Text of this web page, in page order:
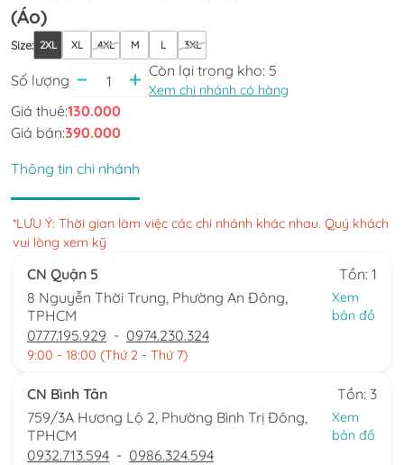
(Áo)
Size: 2XL XL 4XL M L 3XL
Số lượng
Còn lại trong kho: 5
Xem chi nhánh có hàng
Giá thuê:130.000
Giá bán:390.000
Thông tin chi nhánh
*LƯU Ý: Thời gian làm việc các chi nhánh khác nhau. Quý khách
vui lòng xem kỹ
CN Quận 5
Tồn: 1
8 Nguyễn Thời Trung, Phường An Đông,
TPHCM
Xem
bản đồ
0777.195.929 - 0974.230.324
9:00 - 18:00 (Thứ 2 - Thứ 7)
CN Bình Tân
Tồn: 3
759/3A Hương Lộ 2, Phường Bình Trị Đông,
TPHCM
Xem
bản đồ
0932.713.594 - 0986.324.594